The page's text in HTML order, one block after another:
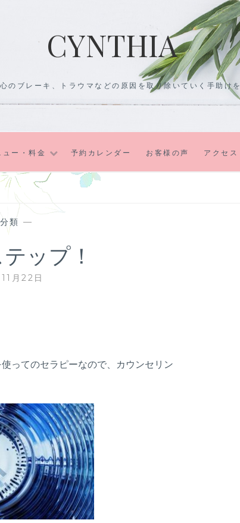
CYNTHIA
のブレーキ、トラウマなどの原因を取り除いていく手助け
ュー・料金 予約カレンダー お客様の声 アクセス
類 —
ップ！
月22日
ってのセラピーなので、カウンセリン